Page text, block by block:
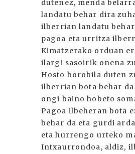
dutenez, menda
landatu behar dira
ilberrian landatu
pagoa eta urritza
Kimatzerako orduan
ilargi sasoirik onena
Hosto borobila duten
ilberrian bota behar
ongi baino hobeto
Pagoa ilbeheran bota
behar da eta gurdi
eta hurrengo urteko
Intxaurrondoa, aldiz,